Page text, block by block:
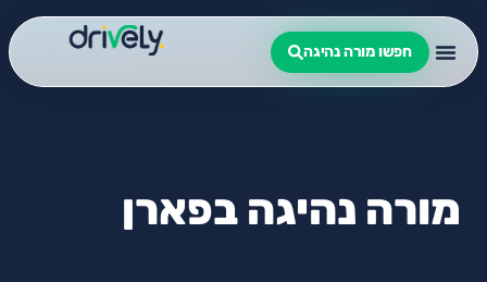
חפשו מורה נהיגה
מורה נהיגה בפארן